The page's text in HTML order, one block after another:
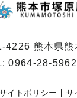
4226 熊本県
0964-28-5962
イトポリシー サ